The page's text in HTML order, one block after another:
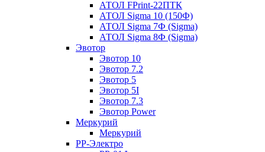
АТОЛ FPrint-22ПТК
АТОЛ Sigma 10 (150Ф)
АТОЛ Sigma 7Ф (Sigma)
АТОЛ Sigma 8Ф (Sigma)
Эвотор
Эвотор 10
Эвотор 7.2
Эвотор 5
Эвотор 5I
Эвотор 7.3
Эвотор Power
Меркурий
Меркурий
РР-Электро